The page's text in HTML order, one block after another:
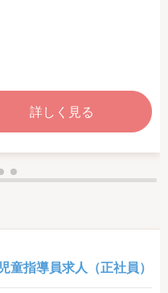
詳しく見る
童指導員求人（正社員）